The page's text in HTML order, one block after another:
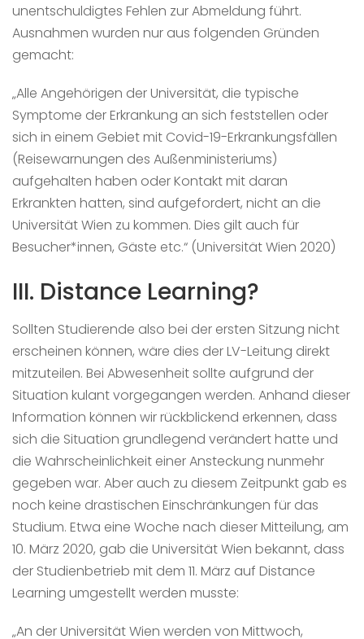
unentschuldigtes Fehlen zur Abmeldung führt.
Ausnahmen wurden nur aus folgenden Gründen
gemacht:
„Alle Angehörigen der Universität, die typische
Symptome der Erkrankung an sich feststellen oder
sich in einem Gebiet mit Covid-19-Erkrankungsfällen
(Reisewarnungen des Außenministeriums)
aufgehalten haben oder Kontakt mit daran
Erkrankten hatten, sind aufgefordert, nicht an die
Universität Wien zu kommen. Dies gilt auch für
Besucher*innen, Gäste etc.“ (Universität Wien 2020)
III. Distance Learning?
Sollten Studierende also bei der ersten Sitzung nicht
erscheinen können, wäre dies der LV-Leitung direkt
mitzuteilen. Bei Abwesenheit sollte aufgrund der
Situation kulant vorgegangen werden. Anhand dieser
Information können wir rückblickend erkennen, dass
sich die Situation grundlegend verändert hatte und
die Wahrscheinlichkeit einer Ansteckung nunmehr
gegeben war. Aber auch zu diesem Zeitpunkt gab es
noch keine drastischen Einschränkungen für das
Studium. Etwa eine Woche nach dieser Mitteilung, am
10. März 2020, gab die Universität Wien bekannt, dass
der Studienbetrieb mit dem 11. März auf Distance
Learning umgestellt werden musste:
„An der Universität Wien werden von Mittwoch,